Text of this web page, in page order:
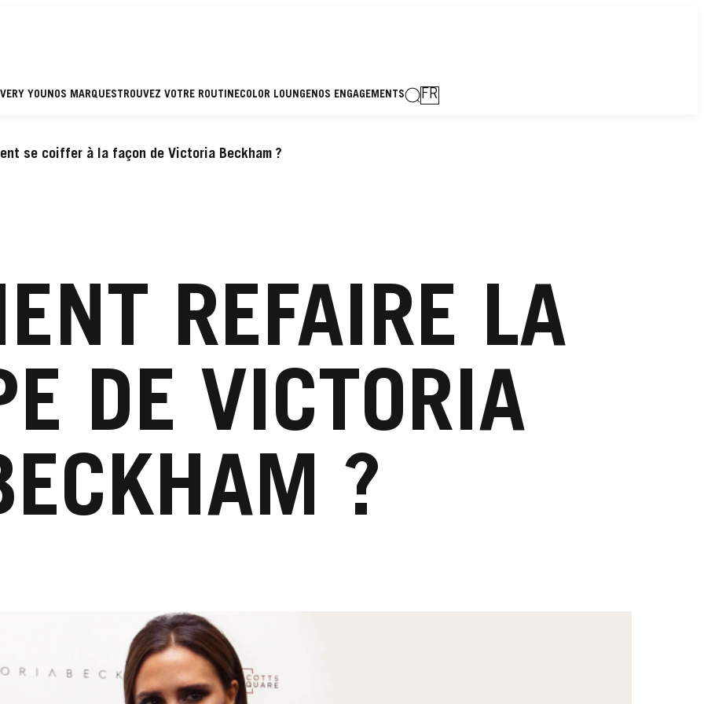
YOUNOS MARQUES TROUVEZ VOTRE ROUTINECOLOR LOUNGENOS ENGAGEMENTS FR
se coiffer à la façon de Victoria Beckham ?
REFAIRE LA
DE VICTORIA
?